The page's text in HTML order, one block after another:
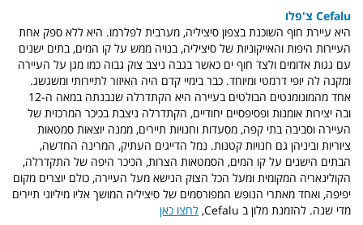
Cefalu צ'פלו
היא עיירת חוף השוכנת בצפון סיציליה, מערבית לפלרמו. היא ללא ספק אחת
העיירות היפות והאייקוניות של סיציליה, בנויה ממש על קו המים, בתים ישנים
עם גגות אדומים ולצד חוף ים כאשר בגבה ניצב צוק גבוה כמו מגן על העיירה
ומקנה לה יופי דרמטי ומיוחד. כבר בימיי קדם היה האיזור לתיירותי ומשגשג.
אחד מהמונומנטים הבולטים בעיירה היא הקתדרלה שנבנתה במאה ה-12
ובה יצירות אומנות ופסיפסיים יחודיים, הקתדרלה ניצבת בכיכר המרכזית של
העיירה וסביבה בתי קפה, מסעדות וחנויות תיירים, ממנה יוצאות סמטאות
ציוריות וביניהן גם חנויות קטנות. נמל הדייגים העתיק, המרינה החדשה,
הבתים הישנים על קו המים, הסמטאות הצרות, הכיכר היפה של התקדרלה,
הקולינאריה המקומית ומעל הכל הצוק הנישא מעל העיירה, כולם יוצרים מקום
יפיפה, ואחד מאתרי הנופש המפורסמים של סיציליה המושך אליו מיליוני תיירים
מדי שנה. להזמנת מלון ב Cefalu,
לחצו כאן